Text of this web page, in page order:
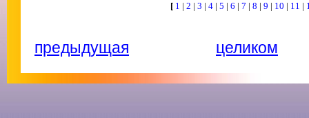
[ 1 | 2 | 3 | 4 | 5 | 6 | 7 | 8 | 9 | 10 | 11 |
предыдущая целиком